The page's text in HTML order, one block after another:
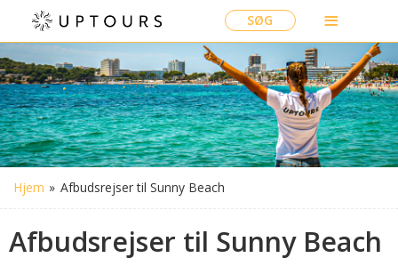
SØG
Hjem » Afbudsrejser til Sunny Beach
Afbudsrejser til Sunny Beach